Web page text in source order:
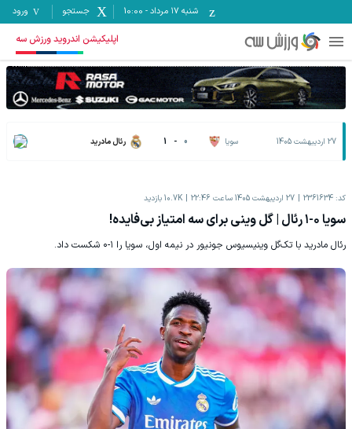
شنبه ۱۷ مرداد -
10:00 جستجو ورود
اپلیکیشن اندروید ورزش سه
27 اردیبهشت 1405 سویا 0
-
1 رئال مادرید
کد: 2361634 27 اردیبهشت 1405 ساعت 22:46 10.7K بازدید
سویا ۰-۱ رئال | گل وینی برای سه امتیاز بی‌فایده!
رئال مادرید با تک‌گل وینیسیوس جونیور در نیمه اول، سویا را ۱-۰ شکست داد.